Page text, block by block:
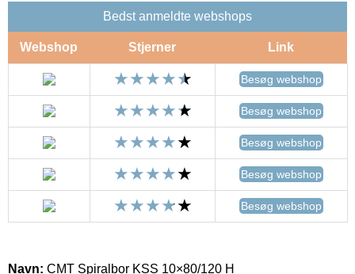
Bedst anmeldte webshops
Webshop Stjerner Link
Besøg webshop
Besøg webshop
Besøg webshop
Besøg webshop
Besøg webshop
Navn: CMT Spiralbor KSS 10×80/120 H